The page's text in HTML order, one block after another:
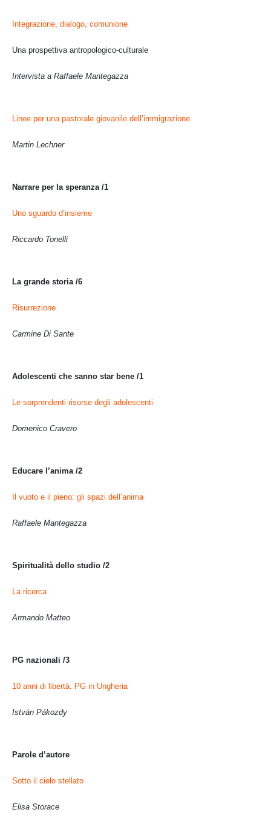
Integrazione, dialogo, comunione
Una prospettiva antropologico-culturale
Intervista a Raffaele Mantegazza
Linee per una pastorale giovanile dell’immigrazione
Martin Lechner
Narrare per la speranza /1
Uno sguardo d’insieme
Riccardo Tonelli
La grande storia /6
Risurrezione
Carmine Di Sante
Adolescenti che sanno star bene /1
Le sorprendenti risorse degli adolescenti
Domenico Cravero
Educare l’anima /2
Il vuoto e il pieno: gli spazi dell’anima
Raffaele Mantegazza
Spiritualità dello studio /2
La ricerca
Armando Matteo
PG nazionali /3
10 anni di libertà. PG in Ungheria
István Pákozdy
Parole d’autore
Sotto il cielo stellato
Elisa Storace